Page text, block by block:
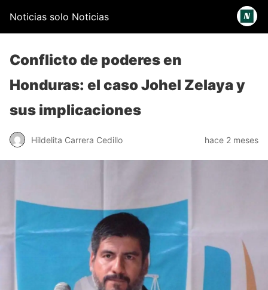
Noticias solo Noticias
Conflicto de poderes en
Honduras: el caso Johel Zelaya y
sus implicaciones
Hildelita Carrera Cedillo hace 2 meses